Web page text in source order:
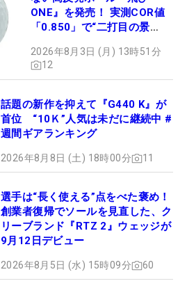
ONE』を発売！ 実測COR値
「0.850」で“二打目の景
2026年8月3日 (月) 13時51分
12
話題の新作を抑えて『G440 K』が
首位 “10Ｋ”人気は未だに継続中 #
週間ギアランキング
2026年8月8日 (土) 18時00分 11
選手は“長く使える”点をべた褒め！
創業者復帰でソールを見直した、ク
リーブランド『RTZ 2』ウェッジが
9月12日デビュー
2026年8月5日 (水) 15時09分 60